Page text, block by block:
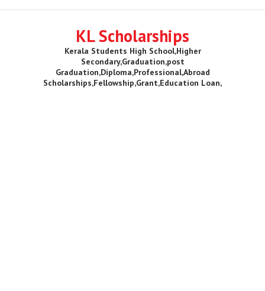
KL Scholarships
Kerala Students High School,Higher
Secondary,Graduation,post
Graduation,Diploma,Professional,Abroad
Scholarships,Fellowship,Grant,Education Loan,